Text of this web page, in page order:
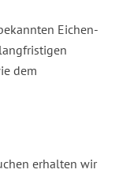
Eichen-
dem
erhalten wir